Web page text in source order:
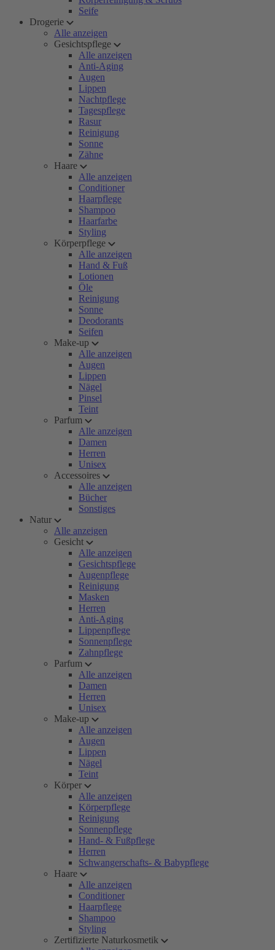
Seife
Drogerie
Alle anzeigen
Gesichtspflege
Alle anzeigen
Anti-Aging
Augen
Lippen
Nachtpflege
Tagespflege
Rasur
Reinigung
Sonne
Zähne
Haare
Alle anzeigen
Conditioner
Haarpflege
Shampoo
Haarfarbe
Styling
Körperpflege
Alle anzeigen
Hand & Fuß
Lotionen
Öle
Reinigung
Sonne
Deodorants
Seifen
Make-up
Alle anzeigen
Augen
Lippen
Nägel
Pinsel
Teint
Parfum
Alle anzeigen
Damen
Herren
Unisex
Accessoires
Alle anzeigen
Bücher
Sonstiges
Natur
Alle anzeigen
Gesicht
Alle anzeigen
Gesichtspflege
Augenpflege
Reinigung
Masken
Herren
Anti-Aging
Lippenpflege
Sonnenpflege
Zahnpflege
Parfum
Alle anzeigen
Damen
Herren
Unisex
Make-up
Alle anzeigen
Augen
Lippen
Nägel
Teint
Körper
Alle anzeigen
Körperpflege
Reinigung
Sonnenpflege
Hand- & Fußpflege
Herren
Schwangerschafts- & Babypflege
Haare
Alle anzeigen
Conditioner
Haarpflege
Shampoo
Styling
Zertifizierte Naturkosmetik